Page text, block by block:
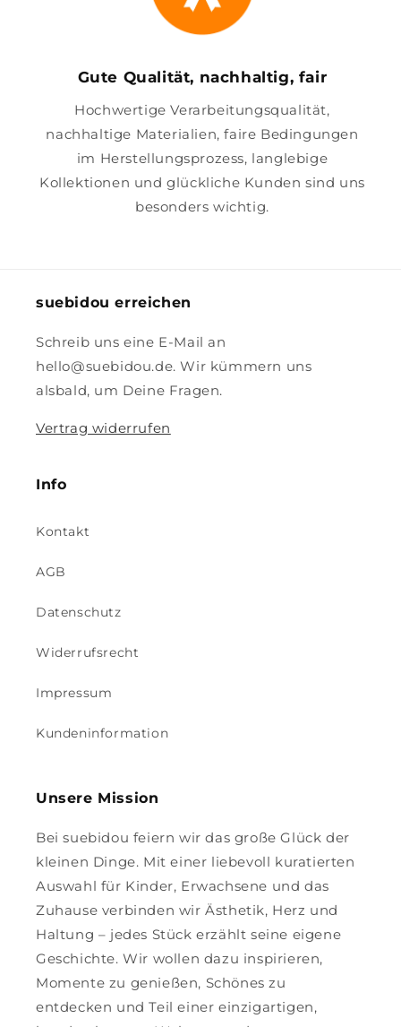
Gute Qualität, nachhaltig, fair
Hochwertige Verarbeitungsqualität,
nachhaltige Materialien, faire Bedingungen
im Herstellungsprozess, langlebige
Kollektionen und glückliche Kunden sind uns
besonders wichtig.
suebidou erreichen
Schreib uns eine E-Mail an
hello@suebidou.de. Wir kümmern uns
alsbald, um Deine Fragen.
Vertrag widerrufen
Info
Kontakt
AGB
Datenschutz
Widerrufsrecht
Impressum
Kundeninformation
Unsere Mission
Bei suebidou feiern wir das große Glück der
kleinen Dinge. Mit einer liebevoll kuratierten
Auswahl für Kinder, Erwachsene und das
Zuhause verbinden wir Ästhetik, Herz und
Haltung – jedes Stück erzählt seine eigene
Geschichte. Wir wollen dazu inspirieren,
Momente zu genießen, Schönes zu
entdecken und Teil einer einzigartigen,